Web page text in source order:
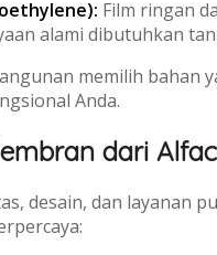
Film ringan
alami dibutuhkan
memilih bahan
Anda.
dari
desain, dan layanan